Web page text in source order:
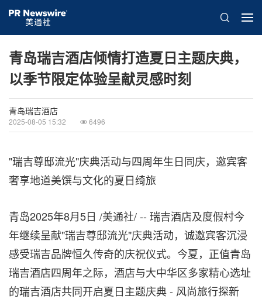
青岛瑞吉酒店倾情打造夏日主题庆典，
以季节限定体验呈献灵感时刻
青岛瑞吉酒店
2025-08-05 15:32 6496
"瑞吉尊邸流光"庆典活动与四周年生日同庆，邀宾客
奢享地道美馔与文化的夏日绮旅
青岛2025年8月5日 /美通社/ -- 瑞吉酒店及度假村今
年继续呈献"瑞吉尊邸流光"庆典活动，诚邀宾客沉浸
感受瑞吉品牌恒久传奇的庆祝仪式。今夏，正值青岛
瑞吉酒店四周年之际，酒店与大中华区多家精心选址
的瑞吉酒店共同开启夏日主题庆典 - 风尚旅行探新